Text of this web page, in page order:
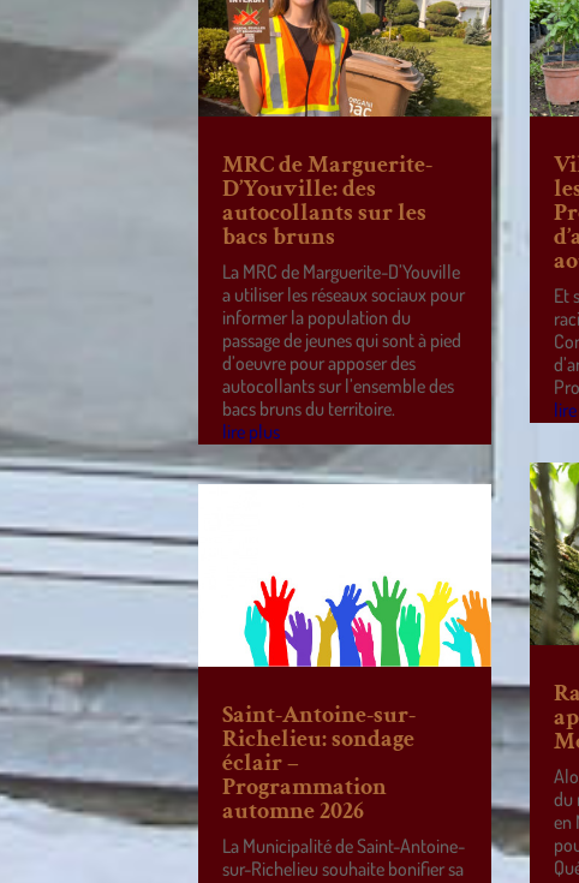
MRC de Marguerite-
D’Youville: des
autocollants sur les
bacs bruns
La MRC de Marguerite-D’Youville
a utiliser les réseaux sociaux pour
informer la population du
passage de jeunes qui sont à pied
d’oeuvre pour apposer des
autocollants sur l’ensemble des
bacs bruns du territoire.
lire plus
Saint-Antoine-sur-
Richelieu: sondage
éclair –
Programmation
automne 2026
La Municipalité de Saint-Antoine-
sur-Richelieu souhaite bonifier sa
Et
du
en